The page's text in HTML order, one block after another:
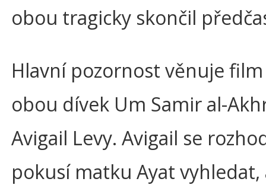
obou tragicky skončil
Hlavní pozornost věnuje
obou dívek Um Samir al-
Avigail Levy. Avigail se
pokusí matku Ayat vyhledat,